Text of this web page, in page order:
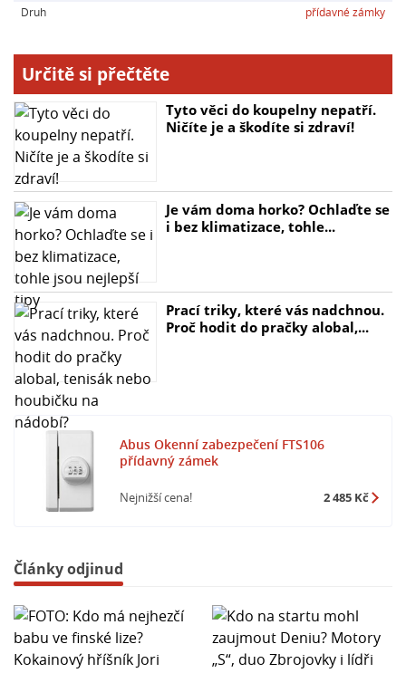
Druh
přídavné zámky
Určitě si přečtěte
Tyto věci do koupelny nepatří.
Ničíte je a škodíte si zdraví!
Je vám doma horko? Ochlaďte se
i bez klimatizace, tohle...
Prací triky, které vás nadchnou.
Proč hodit do pračky alobal,...
Abus Okenní zabezpečení FTS106
přídavný zámek
Nejnižší cena! 2 485 Kč
Články odjinud